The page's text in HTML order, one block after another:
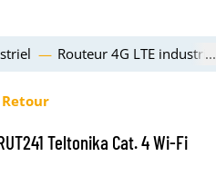
Routeur 4G LTE
Retour
Teltonika Cat. 4 Wi-Fi